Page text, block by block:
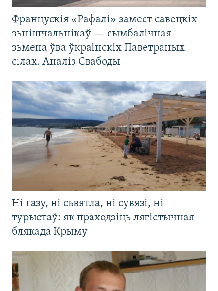
Францускія «Рафалі» замест савецкіх
зьнішчальнікаў — сымбалічная
зьмена ўва ўкраінскіх Паветраных
сілах. Аналіз Свабоды
Ні газу, ні сьвятла, ні сувязі, ні
турыстаў: як праходзіць лягістычная
блякада Крыму